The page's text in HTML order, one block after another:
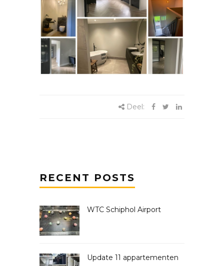
Deel:
RECENT POSTS
WTC Schiphol Airport
Update 11 appartementen